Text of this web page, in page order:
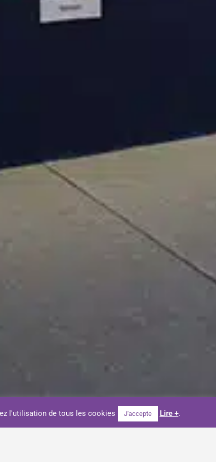
l'utilisation de tous les cookies J'accepte Lire +.